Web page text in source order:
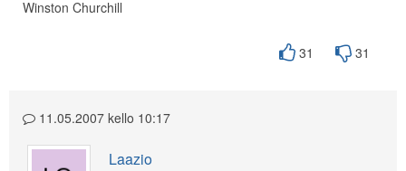
Winston Churchill
31 31
11.05.2007 kello 10:17
Laazio